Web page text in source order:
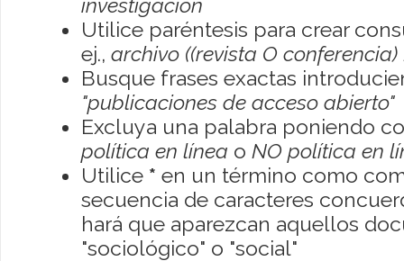
Utilice paréntesis para crear
ej., archivo ((revista O conferencia)
Busque frases exactas
"publicaciones de acceso abierto"
Excluya una palabra poniendo
política en línea o NO política en
Utilice * en un término como
secuencia de caracteres
hará que aparezcan aquellos
"sociológico" o "social"